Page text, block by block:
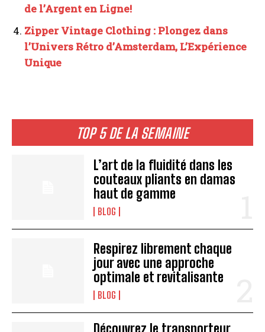
TOP 5 DE LA SEMAINE
L’art de la fluidité dans les
couteaux pliants en damas
haut de gamme
BLOG
Respirez librement chaque
jour avec une approche
optimale et revitalisante
BLOG
de l’Argent en Ligne!
Zipper Vintage Clothing : Plongez dans
l’Univers Rétro d’Amsterdam, L’Expérience
Unique